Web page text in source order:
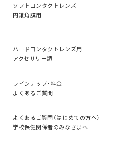
ソフトコンタクトレンズ
円錐角膜用
ハードコンタクトレンズ用
アクセサリー類
ラインナップ・料金
よくあるご質問
よくあるご質問（はじめての方へ）
学校保健関係者のみなさまへ